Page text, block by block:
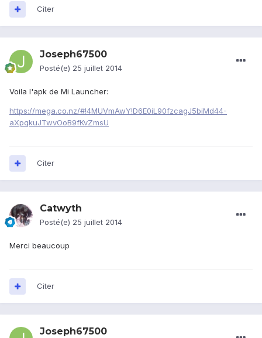
Citer
Joseph67500
Posté(e) 25 juillet 2014
Voila l'apk de Mi Launcher:
https://mega.co.nz/#!4MUVmAwY!D6E0iL90fzcagJ5biMd44-
aXpqkuJTwvOoB9fKvZmsU
Citer
Catwyth
Posté(e) 25 juillet 2014
Merci beaucoup
Citer
Joseph67500